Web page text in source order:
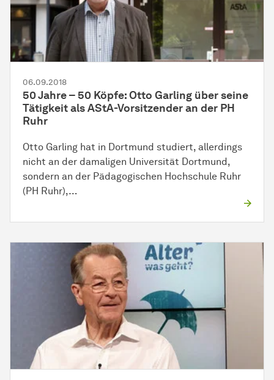
06.09.2018
50 Jahre – 50 Köpfe: Otto Garling über seine
Tätigkeit als AStA-Vorsitzender an der PH
Ruhr
Otto Garling hat in Dortmund studiert, allerdings
nicht an der damaligen Universität Dortmund,
sondern an der Pädagogischen Hochschule Ruhr
(PH Ruhr),…